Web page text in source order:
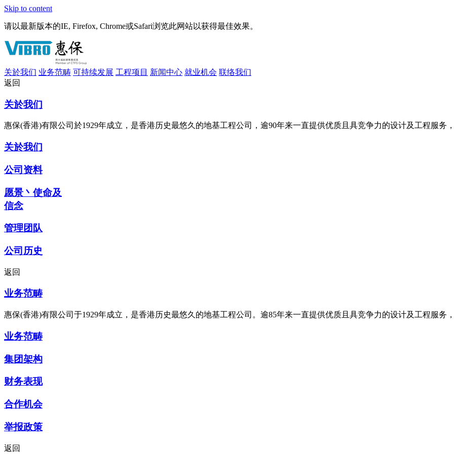
Skip to content
请以最新版本的IE, Firefox, Chrome或Safari浏览此网站以获得最佳效果。
关於我们 业务范畴 可持续发展 工程项目 新闻中心 就业机会 联络我们
返回
关於我们
惠保(香港)有限公司於1929年成立，是香港历史最悠久的地基工程公司，逾90年来一直提供优质且具竞争力的设计及工程服
关於我们
公司资料
愿景丶使命及
信念
管理团队
公司历史
返回
业务范畴
惠保(香港)有限公司于1929年成立，是香港历史最悠久的地基工程公司。逾85年来一直提供优质且具竞争力的设计及工程服
业务范畴
集团架构
财务表现
合作机会
举报政策
返回